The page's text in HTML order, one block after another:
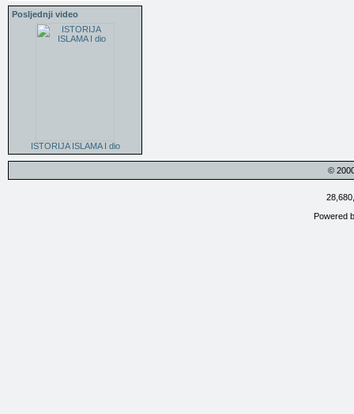
Posljednji video
ISTORIJA ISLAMA I dio
©
Powered